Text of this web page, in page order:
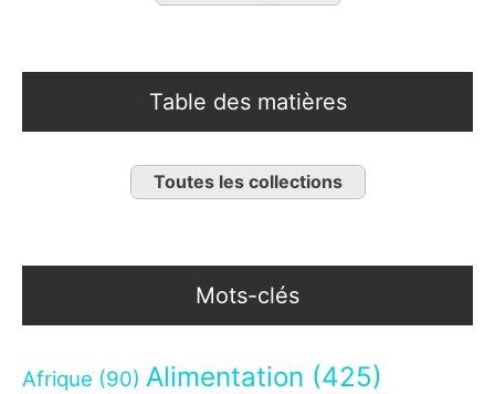
Table des matières
Toutes les collections
Mots-clés
Afrique (90) Alimentation (425)